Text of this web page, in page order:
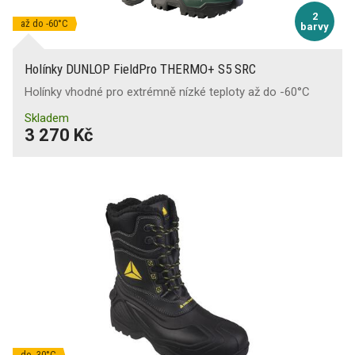
2
barvy
až do -60°C
Holínky DUNLOP FieldPro THERMO+ S5 SRC
Holínky vhodné pro extrémně nízké teploty až do -60°C
Skladem
3 270 Kč